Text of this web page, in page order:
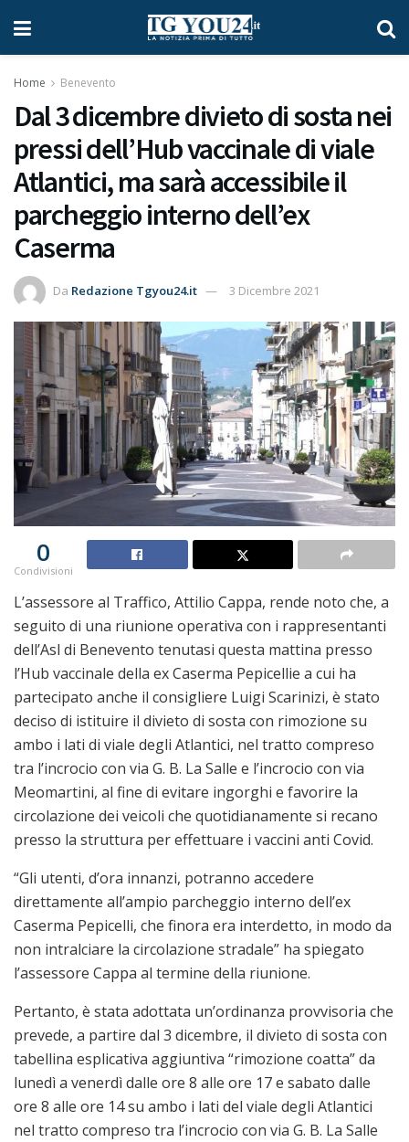
Home Benevento
Dal 3 dicembre divieto di sosta nei
pressi dell’Hub vaccinale di viale
Atlantici, ma sarà accessibile il
parcheggio interno dell’ex
Caserma
Da Redazione Tgyou24.it 3 Dicembre 2021
0
Condivisioni
L’assessore al Traffico, Attilio Cappa, rende noto che, a
seguito di una riunione operativa con i rappresentanti
dell’Asl di Benevento tenutasi questa mattina presso
l’Hub vaccinale della ex Caserma Pepicellie a cui ha
partecipato anche il consigliere Luigi Scarinizi, è stato
deciso di istituire il divieto di sosta con rimozione su
ambo i lati di viale degli Atlantici, nel tratto compreso
tra l’incrocio con via G. B. La Salle e l’incrocio con via
Meomartini, al fine di evitare ingorghi e favorire la
circolazione dei veicoli che quotidianamente si recano
presso la struttura per effettuare i vaccini anti Covid.
“Gli utenti, d’ora innanzi, potranno accedere
direttamente all’ampio parcheggio interno dell’ex
Caserma Pepicelli, che finora era interdetto, in modo da
non intralciare la circolazione stradale” ha spiegato
l’assessore Cappa al termine della riunione.
Pertanto, è stata adottata un’ordinanza provvisoria che
prevede, a partire dal 3 dicembre, il divieto di sosta con
tabellina esplicativa aggiuntiva “rimozione coatta” da
lunedì a venerdì dalle ore 8 alle ore 17 e sabato dalle
ore 8 alle ore 14 su ambo i lati del viale degli Atlantici
nel tratto compreso tra l’incrocio con via G. B. La Salle